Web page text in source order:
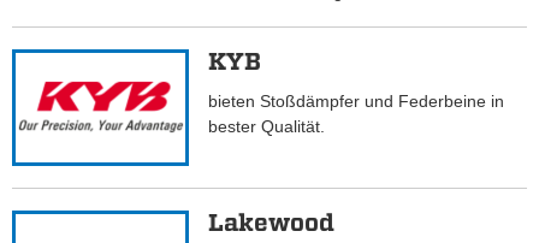
KYB
bieten Stoßdämpfer und Federbeine in
bester Qualität.
Lakewood